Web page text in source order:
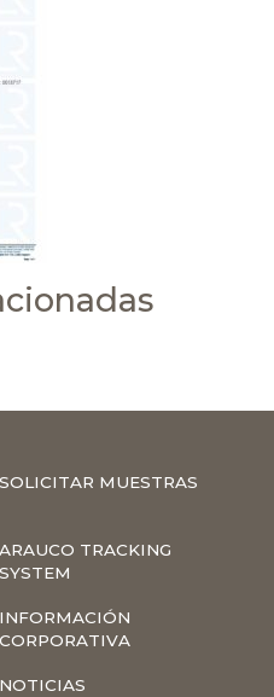
SOLICITAR MUESTRAS
ARAUCO TRACKING
SYSTEM
INFORMACIÓN
CORPORATIVA
NOTICIAS